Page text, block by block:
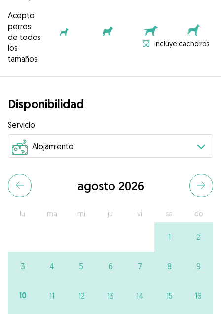
Acepto
perros
de todos
los
tamaños
Incluye cachorros
Disponibilidad
Servicio
agosto 2026
lu ma mi ju vi sa do
1 2
3 4 5 6 7 8 9
10 11 12 13 14 15 16